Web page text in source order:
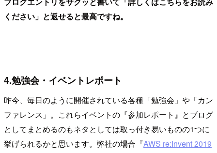
ください」と返せると最高ですね。
4.勉強会・イベントレポート
昨今、毎日のように開催されている各種「勉強会」や「カン
ファレンス」。これらイベントの『参加レポート』とブログ
としてまとめるのもネタとしては取っ付き易いものの1つに
挙げられるかと思います。弊社の場合『AWS re:Invent 2019